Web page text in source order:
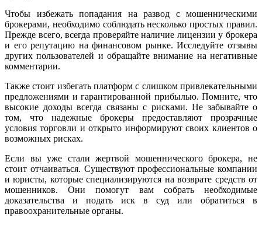
Чтобы избежать попадания на развод с мошенническими
брокерами, необходимо соблюдать несколько простых правил.
Прежде всего, всегда проверяйте наличие лицензии у брокера
и его репутацию на финансовом рынке. Исследуйте отзывы
других пользователей и обращайте внимание на негативные
комментарии.
Также стоит избегать платформ с слишком привлекательными
предложениями и гарантированной прибылью. Помните, что
высокие доходы всегда связаны с рисками. Не забывайте о
том, что надежные брокеры предоставляют прозрачные
условия торговли и открыто информируют своих клиентов о
возможных рисках.
Если вы уже стали жертвой мошеннического брокера, не
стоит отчаиваться. Существуют профессиональные компании
и юристы, которые специализируются на возврате средств от
мошенников. Они помогут вам собрать необходимые
доказательства и подать иск в суд или обратиться в
правоохранительные органы.